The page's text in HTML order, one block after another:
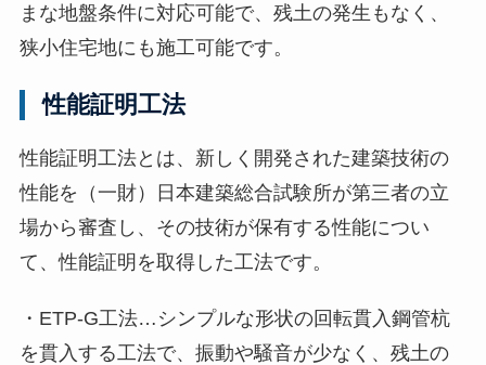
まな地盤条件に対応可能で、残土の発生もなく、
狭小住宅地にも施工可能です。
性能証明工法
性能証明工法とは、新しく開発された建築技術の
性能を（一財）日本建築総合試験所が第三者の立
場から審査し、その技術が保有する性能につい
て、性能証明を取得した工法です。
・ETP-G工法…シンプルな形状の回転貫入鋼管杭
を貫入する工法で、振動や騒音が少なく、残土の